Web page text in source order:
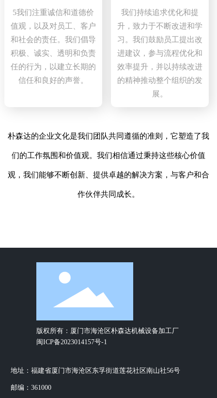
5我们注重诚信和道德价
值观，以及对员工、客户
和社会的责任。我们倡导
积极、诚实、透明和负责
任的行为，以建立长期的
信任和良好的声誉。
我们持续追求优化和提
升，致力于不断改进和学
习。我们鼓励员工提出改
进建议，参与流程优化和
效率提升，并以持续改进
的精神推动整个组织的发
展。
朴森达的企业文化是我们团队共同遵循的准则，它塑造了我
们的工作氛围和价值观。我们相信通过秉持这些核心价值
观，我们能够不断创新、提供卓越的解决方案，与客户和合
作伙伴共同成长。
版权所有：厦门市海沧区朴森达机械设备加工厂
闽ICP备2023014157号-1
地址：福建省厦门市海沧区东孚街道莲花社区南山社56号
邮编：361000